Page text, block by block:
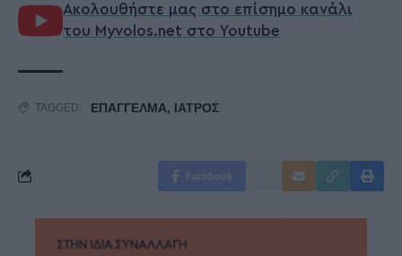
Ακολουθήστε μας στο επίσημο κανάλι
του Myvolos.net στο Youtube
TAGGED: ΕΠΑΓΓΕΛΜΑ, ΙΑΤΡΟΣ
Facebook